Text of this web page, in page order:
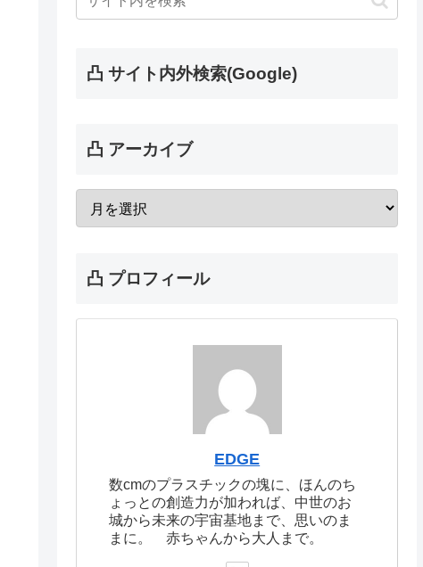
凸 サイト内外検索(Google)
凸 アーカイブ
凸 プロフィール
EDGE
数cmのプラスチックの塊に、ほんのち
ょっとの創造力が加われば、中世のお
城から未来の宇宙基地まで、思いのま
まに。 赤ちゃんから大人まで。